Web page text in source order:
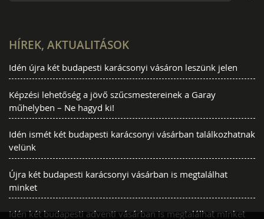
HÍREK, AKTUALITÁSOK
Idén újra két budapesti karácsonyi vásáron leszünk jelen
Képzési lehetőség a jövő szűcsmestereinek a Garay
műhelyben – Ne hagyd ki!
Idén ismét két budapesti karácsonyi vásárban találkozhatnak
velünk
Újra két budapesti karácsonyi vásárban is megtalálhat
minket
Idén két budapesti adventi vásárban is megtalálhat minket